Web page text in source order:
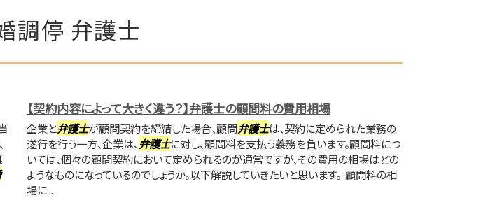
調停 弁護士
【契約内容によって大きく違う？】弁護士の顧問料の費用相場
企業と弁護士が顧問契約を締結した場合、顧問弁護士は、契約に定められた業務の
遂行を行う一方、企業は、 弁護士に対し、顧問料を支払う義務を負います。顧問料につ
いては、個々の顧問契約において定められるのが通常ですが、その費用の相場はどの
ようなものになっているのでしょうか。以下解説していきたいと思います。 顧問料の相
場に...